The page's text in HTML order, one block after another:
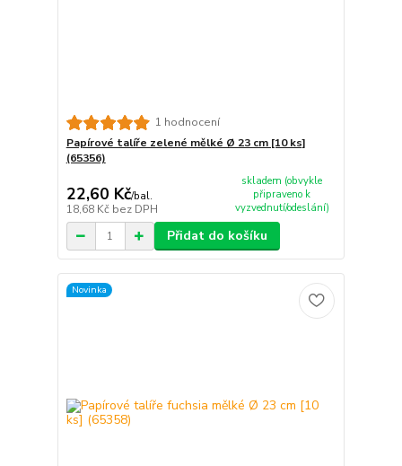
1 hodnocení
Papírové talíře zelené mělké Ø 23 cm [10 ks]
(65356)
22,60 Kč/bal.
18,68 Kč bez DPH
skladem (obvykle
připraveno k
vyzvednutí/odeslání)
Přidat do košíku
Novinka